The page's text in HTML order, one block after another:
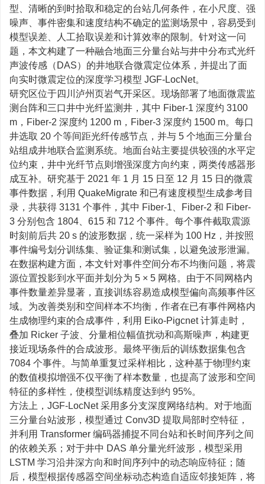
型、清晰的到时拾取和稳定的台站几何条件，在小尺度、强
噪声、事件密集和速度结构不确定的监测场景中，容易受到
模型误差、人工拾取误差和计算效率的限制。针对这一问
题，本文构建了一种融合地面三分量台站与井中分布式光纤
声波传感（DAS）的井地联合微震定位体系，并提出了面
向实时微震定位的深度学习模型 JGF-LocNet。
研究区位于四川泸州页岩气开采区。现场部署了地面微震监
测台阵和三口井中光纤监测井，其中 Fiber-1 深度约 3100
m，Fiber-2 深度约 1200 m，Fiber-3 深度约 1500 m。每口
井选取 20 个等间距光纤传感节点，并与 5 个地面三分量台
站组成井地联合监测系统。地面台站主要提供较强的水平定
位约束，井中光纤节点则增强深度方向约束，两类传感器形
成互补。研究基于 2021 年 1 月 15 日至 12 月 15 日的微震
事件数据，利用 QuakeMigrate 和已有速度模型生成参考目
录，共获得 3131 个事件，其中 Fiber-1、Fiber-2 和 Fiber-
3 分别包含 1804、615 和 712 个事件。每个事件截取震源
时刻前后共 20 s 的波形数据，统一采样为 100 Hz，并按照
事件编号划分训练集、验证集和测试集，以避免波形泄漏。
在数据构建方面，本文针对事件空间分布不均衡问题，将震
源位置投影到水平面并划分为 5 × 5 网格。由于不同网格内
事件数量差异显著，直接训练容易造成模型偏向高频事件区
域。为改善类别和空间样本不均衡，作者在已有事件网格内
生成物理约束的合成事件，利用 Eiko-Pigcnet 计算走时，
叠加 Ricker 子波、分量相位幅值扰动和高斯噪声，构建更
接近现场条件的合成波形。最终平衡后的训练数据集包含
7084 个事件。与简单重复过采样相比，这种基于物理约束
的数值模拟增强不仅平衡了样本数量，也提高了波形和空间
特征的多样性，使模型训练精度达到约 95%。
方法上，JGF-LocNet 采用多分支深度网络结构。对于地面
三分量台站波形，模型通过 Conv3D 提取局部时空特征，
并利用 Transformer 编码器捕捉不同台站和长时间序列之间
的依赖关系；对于井中 DAS 单分量光纤波形，模型采用
LSTM 学习沿井深方向和时间序列中的动态响应特征；随
后，模型根据传感器空间坐标动态构造自适应邻接矩阵，将